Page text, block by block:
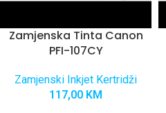
Zamjenska Tinta Canon
PFI-107CY
Zamjenski Inkjet Kertridži
117,00 KM